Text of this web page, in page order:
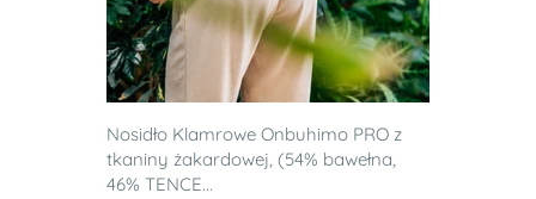
Nosidło Klamrowe Onbuhimo PRO z
tkaniny żakardowej, (54% bawełna,
46% TENCE...